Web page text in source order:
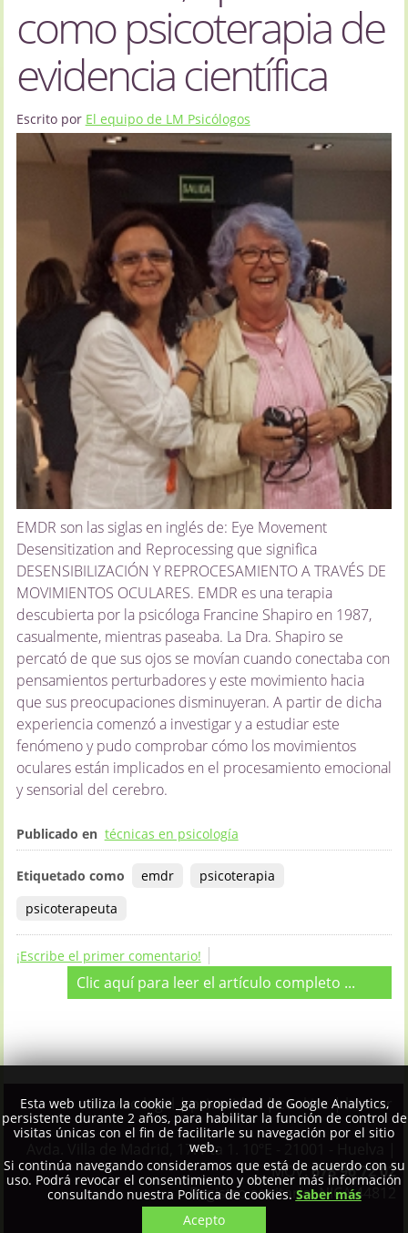
Esta web utiliza la cookie _ga propiedad de Google Analytics,
persistente durante 2 años, para habilitar la función de control de
visitas únicas con el fin de facilitarle su navegación por el sitio
web.
Si continúa navegando consideramos que está de acuerdo con su
uso. Podrá revocar el consentimiento y obtener más información
consultando nuestra Política de cookies. Saber más
Acepto
como psicoterapia de
evidencia científica
Escrito por El equipo de LM Psicólogos
EMDR son las siglas en inglés de: Eye Movement
Desensitization and Reprocessing que significa
DESENSIBILIZACIÓN Y REPROCESAMIENTO A TRAVÉS DE
MOVIMIENTOS OCULARES. EMDR es una terapia
descubierta por la psicóloga Francine Shapiro en 1987,
casualmente, mientras paseaba. La Dra. Shapiro se
percató de que sus ojos se movían cuando conectaba con
pensamientos perturbadores y este movimiento hacia
que sus preocupaciones disminuyeran. A partir de dicha
experiencia comenzó a investigar y a estudiar este
fenómeno y pudo comprobar cómo los movimientos
oculares están implicados en el procesamiento emocional
y sensorial del cerebro.
Publicado en técnicas en psicología
Etiquetado como emdr
psicoterapia
psicoterapeuta
¡Escribe el primer comentario!
Clic aquí para leer el artículo completo ...
aviso legal |privacidad |cookies |buscar
Avda. Villa de Madrid, 17. Pta 1. 10ºE - 21001 - Huelva |
MOV:678 96 72 02
Registro sanitario: NICA 44812